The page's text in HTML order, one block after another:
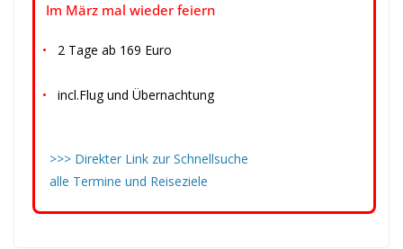
Im März mal wieder feiern
• 2 Tage ab 169 Euro
• incl.Flug und Übernachtung
>>> Direkter Link zur Schnellsuche
alle Termine und Reiseziele